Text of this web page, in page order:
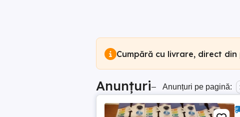
Cumpără cu livrare, direct
Anunțuri– Anunțuri pe pagină: